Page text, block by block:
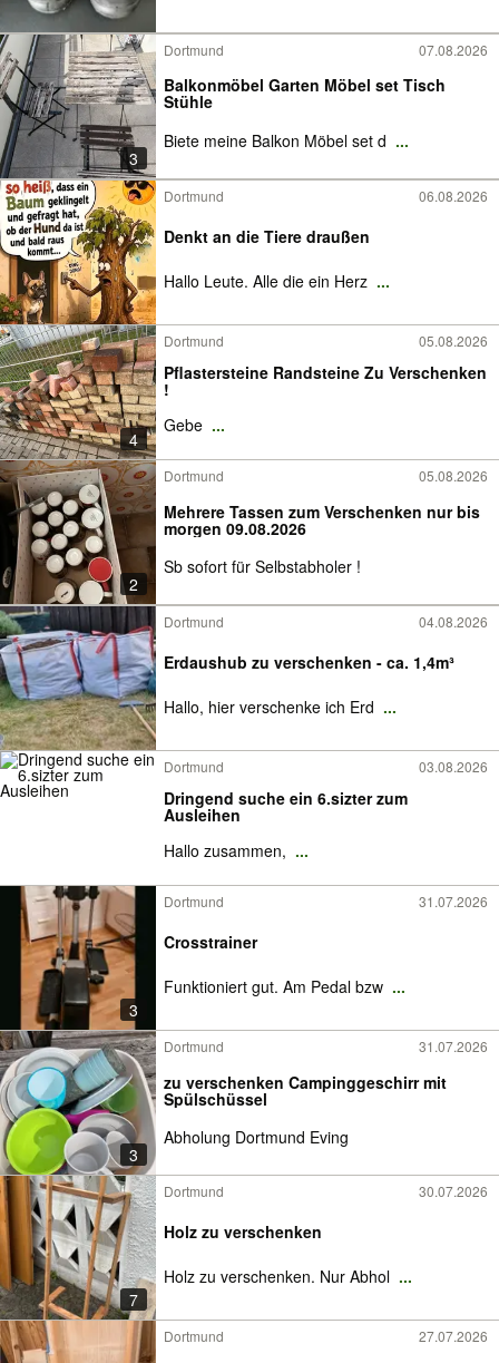
3
Dortmund 07.08.2026
Balkonmöbel Garten Möbel set Tisch
Stühle
Biete meine Balkon Möbel set d ...
Dortmund 06.08.2026
Denkt an die Tiere draußen
Hallo Leute. Alle die ein Herz ...
4
Dortmund 05.08.2026
Pflastersteine Randsteine Zu Verschenken
!
Gebe ...
2
Dortmund 05.08.2026
Mehrere Tassen zum Verschenken nur bis
morgen 09.08.2026
Sb sofort für Selbstabholer !
Dortmund 04.08.2026
Erdaushub zu verschenken - ca. 1,4m³
Hallo, hier verschenke ich Erd ...
Dortmund 03.08.2026
Dringend suche ein 6.sizter zum
Ausleihen
Hallo zusammen, ...
3
Dortmund 31.07.2026
Crosstrainer
Funktioniert gut. Am Pedal bzw ...
3
Dortmund 31.07.2026
zu verschenken Campinggeschirr mit
Spülschüssel
Abholung Dortmund Eving
7
Dortmund 30.07.2026
Holz zu verschenken
Holz zu verschenken. Nur Abhol ...
Dortmund 27.07.2026